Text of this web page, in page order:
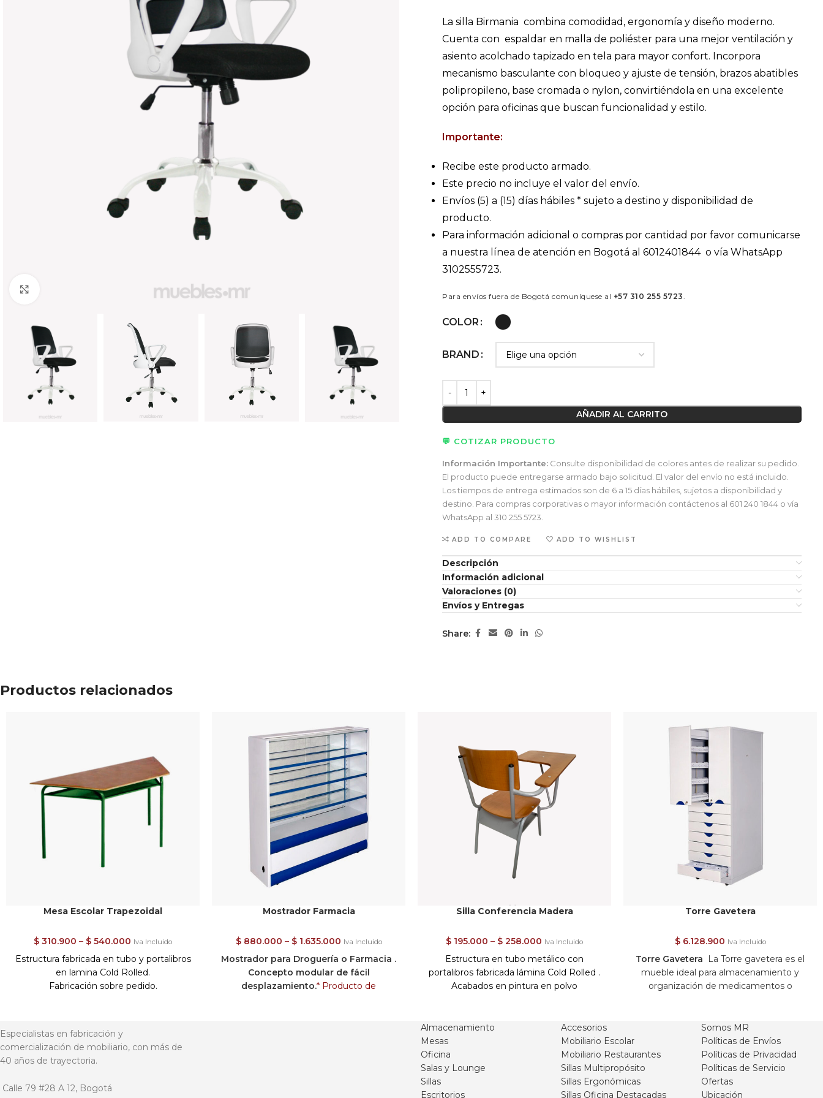
La silla Birmania combina comodidad, ergonomía y diseño moderno.
Cuenta con espaldar en malla de poliéster para una mejor ventilación y
asiento acolchado tapizado en tela para mayor confort. Incorpora
mecanismo basculante con bloqueo y ajuste de tensión, brazos abatibles
polipropileno, base cromada o nylon, convirtiéndola en una excelente
opción para oficinas que buscan funcionalidad y estilo.
Importante:
Recibe este producto armado.
Este precio no incluye el valor del envío.
Envíos (5) a (15) días hábiles * sujeto a destino y disponibilidad de
producto.
Para información adicional o compras por cantidad por favor comunicarse
a nuestra línea de atención en Bogotá al 6012401844 o vía WhatsApp
3102555723.
Para envíos fuera de Bogotá comuníquese al +57 310 255 5723.
COLOR
BRAND
AÑADIR AL CARRITO
💬 COTIZAR PRODUCTO
Información Importante: Consulte disponibilidad de colores antes de realizar su pedido.
El producto puede entregarse armado bajo solicitud. El valor del envío no está incluido.
Los tiempos de entrega estimados son de 6 a 15 días hábiles, sujetos a disponibilidad y
destino. Para compras corporativas o mayor información contáctenos al 601 240 1844 o vía
WhatsApp al 310 255 5723.
ADD TO COMPARE ADD TO WISHLIST
Descripción
Información adicional
Valoraciones (0)
Envíos y Entregas
Share:
Productos relacionados
Mesa Escolar Trapezoidal
$ 310.900 – $ 540.000 Iva Incluido
Estructura fabricada en tubo y portalibros
en lamina Cold Rolled.
Fabricación sobre pedido.
Superficie en madera de 12mm en Triplex
lacado y sellado.
Dimensiones Generales : 60 cm alto x 120
Importante:
Mostrador Farmacia
$880.000 – $1.635.000 Iva Incluido
Mostrador para Droguería o Farmacia .
Concepto modular de fácil
desplazamiento.* Producto de
Silla Conferencia Madera
$ 195.000 – $ 258.000 Iva Incluido
Estructura en tubo metálico con
portalibros fabricada lámina Cold Rolled .
Acabados en pintura en polvo
madera con acabado natural en laca mate
Disponible con brazo y sin brazo ( mesa
auxiliar escritura)
Recibe este producto armado.
Torre Gavetera
$6.128.900 Iva Incluido
Torre Gavetera
La Torre gavetera es el
mueble ideal para almacenamiento y
organización de medicamentos o
de fabricación sobre pedido
Estructura : fabricada en láminaCold
Rolled
con acabados en pintura
electrostática de alta resistencia con
frentes de Gavetas enMDF
pintura poliuretano.
Especialistas en fabricación y
comercialización de mobiliario, con más de
40 años de trayectoria.
Calle 79 #28 A 12, Bogotá
Almacenamiento
Mesas
Oficina
Salas y Lounge
Sillas
Escritorios
Accesorios
Mobiliario Escolar
Mobiliario Restaurantes
Sillas Multipropósito
Sillas Ergonómicas
Sillas Oficina Destacadas
Somos MR
Políticas de Envíos
Políticas de Privacidad
Políticas de Servicio
Ofertas
Ubicación